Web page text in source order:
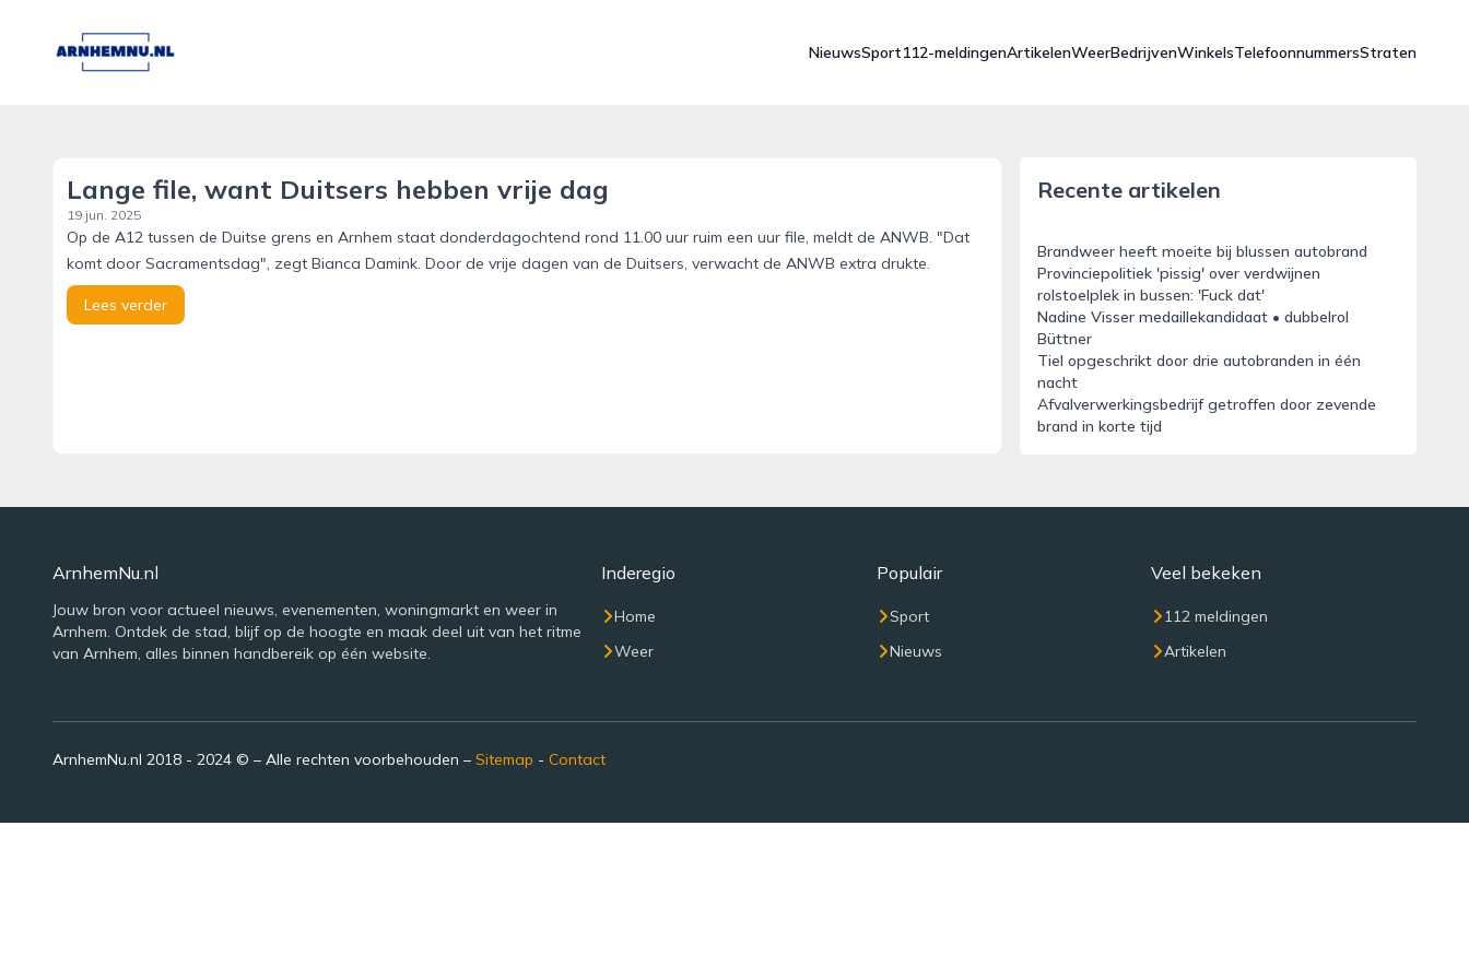
arnhemnu.nl
NieuwsSport112-meldingenArtikelenWeerBedrijvenWinkelsTelefoonnummersStraten
Lange file, want Duitsers hebben vrije dag
19 jun. 2025
Op de A12 tussen de Duitse grens en Arnhem staat donderdagochtend rond 11.00 uur ruim een uur file, meldt de ANWB. "Dat
komt door Sacramentsdag", zegt Bianca Damink. Door de vrije dagen van de Duitsers, verwacht de ANWB extra drukte.
Lees verder
Recente artikelen
Brandweer heeft moeite bij blussen autobrand
Provinciepolitiek 'pissig' over verdwijnen
rolstoelplek in bussen: 'Fuck dat'
Nadine Visser medaillekandidaat • dubbelrol
Büttner
Tiel opgeschrikt door drie autobranden in één
nacht
Afvalverwerkingsbedrijf getroffen door zevende
brand in korte tijd
ArnhemNu.nl
Jouw bron voor actueel nieuws, evenementen, woningmarkt en weer in
Arnhem. Ontdek de stad, blijf op de hoogte en maak deel uit van het ritme
van Arnhem, alles binnen handbereik op één website.
Inderegio
Home
Weer
Populair
Sport
Nieuws
Veel bekeken
112 meldingen
Artikelen
ArnhemNu.nl 2018 - 2024 © – Alle rechten voorbehouden – Sitemap - Contact